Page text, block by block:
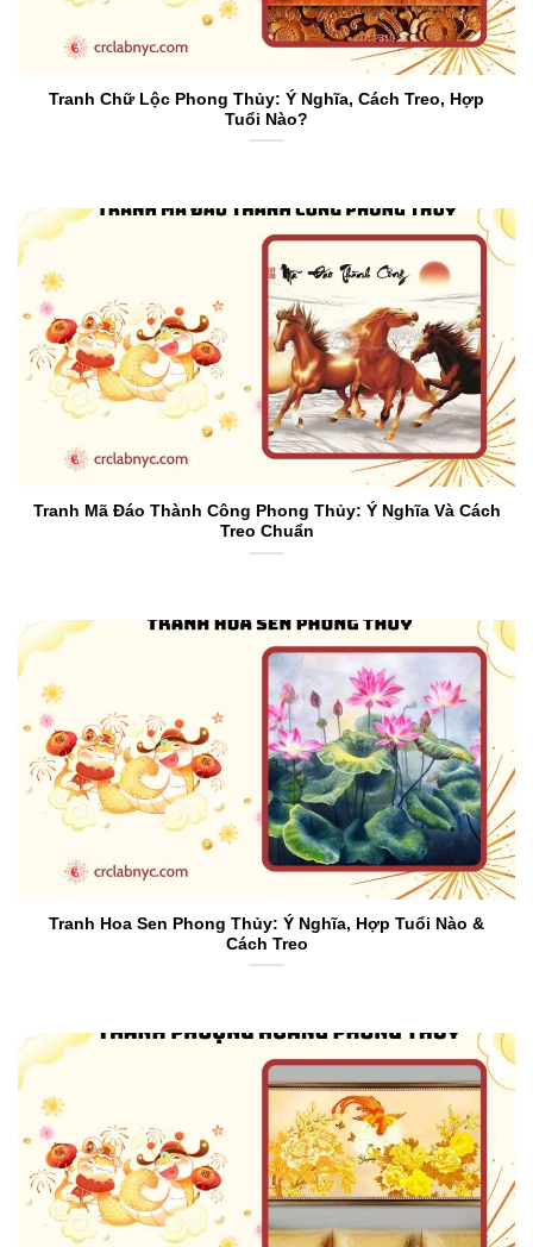
Tranh Chữ Lộc Phong Thủy: Ý Nghĩa, Cách Treo, Hợp
Tuổi Nào?
Tranh Mã Đáo Thành Công Phong Thủy: Ý Nghĩa Và Cách
Treo Chuẩn
Tranh Hoa Sen Phong Thủy: Ý Nghĩa, Hợp Tuổi Nào &
Cách Treo